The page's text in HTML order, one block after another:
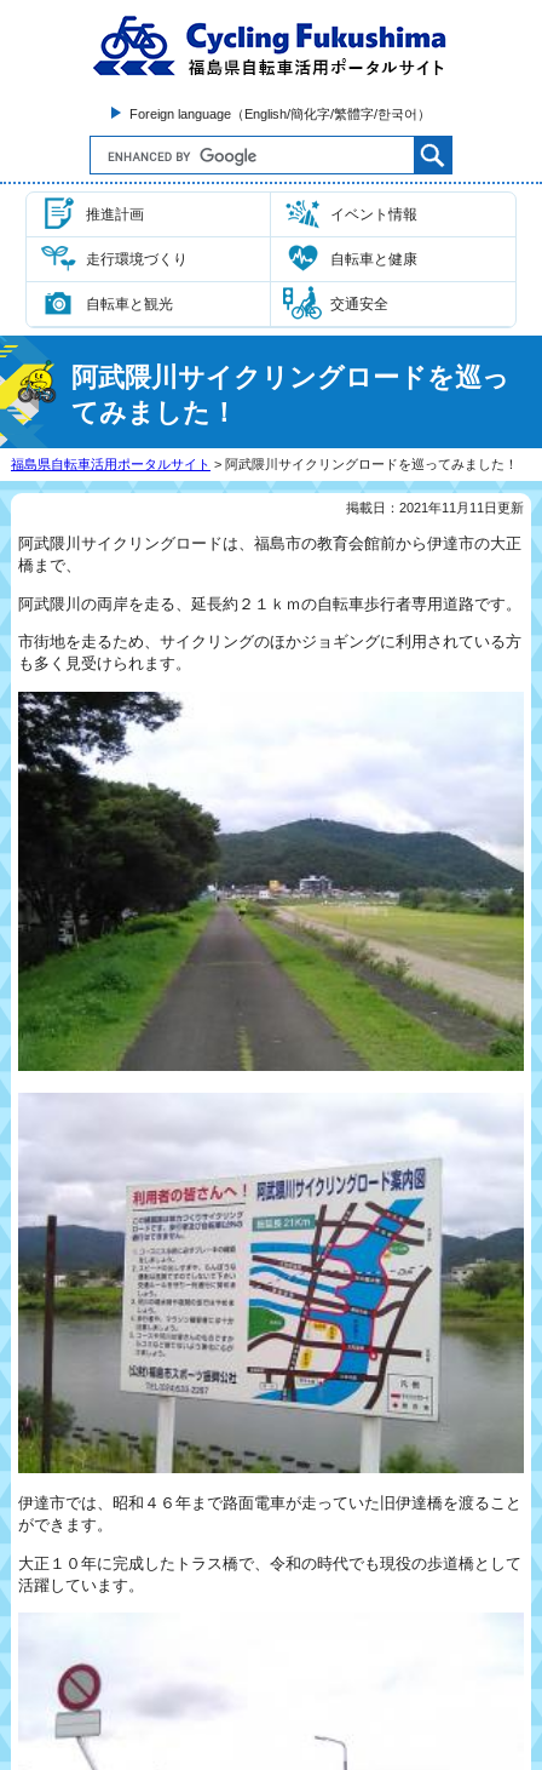
Foreign language（English/簡化字/繁體字/한국어）
推進計画 イベント情報
走行環境づくり 自転車と健康
自転車と観光 交通安全
阿武隈川サイクリングロードを巡っ
てみました！
福島県自転車活用ポータルサイト > 阿武隈川サイクリングロードを巡ってみました！
掲載日：2021年11月11日更新
阿武隈川サイクリングロードは、福島市の教育会館前から伊達市の大正
橋まで、
阿武隈川の両岸を走る、延長約２１ｋｍの自転車歩行者専用道路です。
市街地を走るため、サイクリングのほかジョギングに利用されている方
も多く見受けられます。
伊達市では、昭和４６年まで路面電車が走っていた旧伊達橋を渡ること
ができます。
大正１０年に完成したトラス橋で、令和の時代でも現役の歩道橋として
活躍しています。